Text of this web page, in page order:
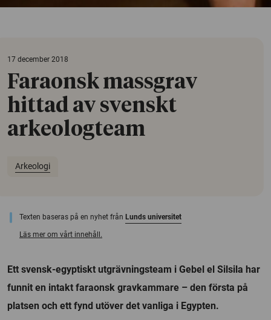
17 december 2018
Faraonsk massgrav
hittad av svenskt
arkeologteam
Arkeologi
Texten baseras på en nyhet från Lunds universitet
Läs mer om vårt innehåll.
Ett svensk-egyptiskt utgrävningsteam i Gebel el Silsila har
funnit en intakt faraonsk gravkammare – den första på
platsen och ett fynd utöver det vanliga i Egypten.